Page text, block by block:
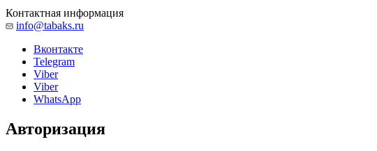
Контактная информация
info@tabaks.ru
Вконтакте
Telegram
Viber
Viber
WhatsApp
Авторизация